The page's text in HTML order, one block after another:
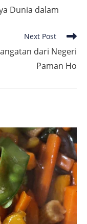
Dunia dalam
Next Post
dari Negeri
Paman Ho